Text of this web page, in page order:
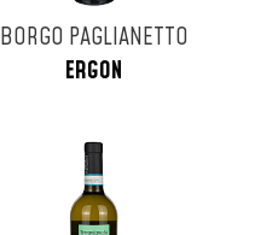
BORGO PAGLIANETTO
ERGON